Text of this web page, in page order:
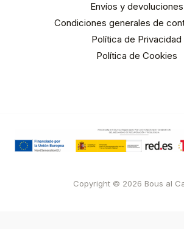
Envíos y devoluciones
Condiciones generales de
Política de Privacidad
Política de Cookies
Copyright © 2026 Bous al